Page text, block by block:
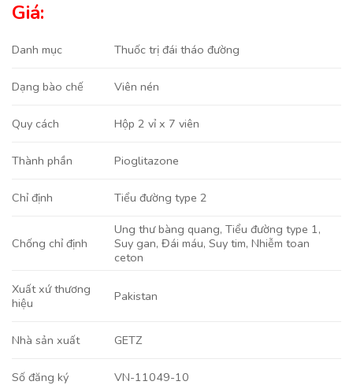
Giá:
Danh mục Thuốc trị đái tháo đường
Dạng bào chế Viên nén
Quy cách Hộp 2 vỉ x 7 viên
Thành phần Pioglitazone
Chỉ định Tiểu đường type 2
Chống chỉ định
Ung thư bàng quang, Tiểu đường type 1,
Suy gan, Đái máu, Suy tim, Nhiễm toan
ceton
Xuất xứ thương
hiệu
Pakistan
Nhà sản xuất GETZ
Số đăng ký VN-11049-10